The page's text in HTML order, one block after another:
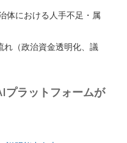
体における人手不足・属
れ（政治資金透明化、議
プラットフォームが